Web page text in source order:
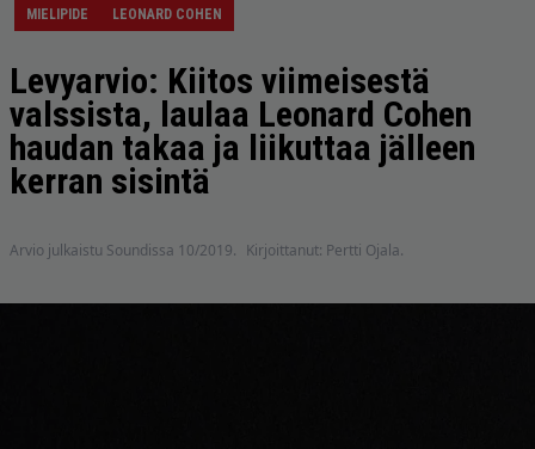
MIELIPIDE LEONARD COHEN
Levyarvio: Kiitos viimeisestä
valssista, laulaa Leonard Cohen
haudan takaa ja liikuttaa jälleen
kerran sisintä
Arvio julkaistu Soundissa 10/2019. Kirjoittanut: Pertti Ojala.